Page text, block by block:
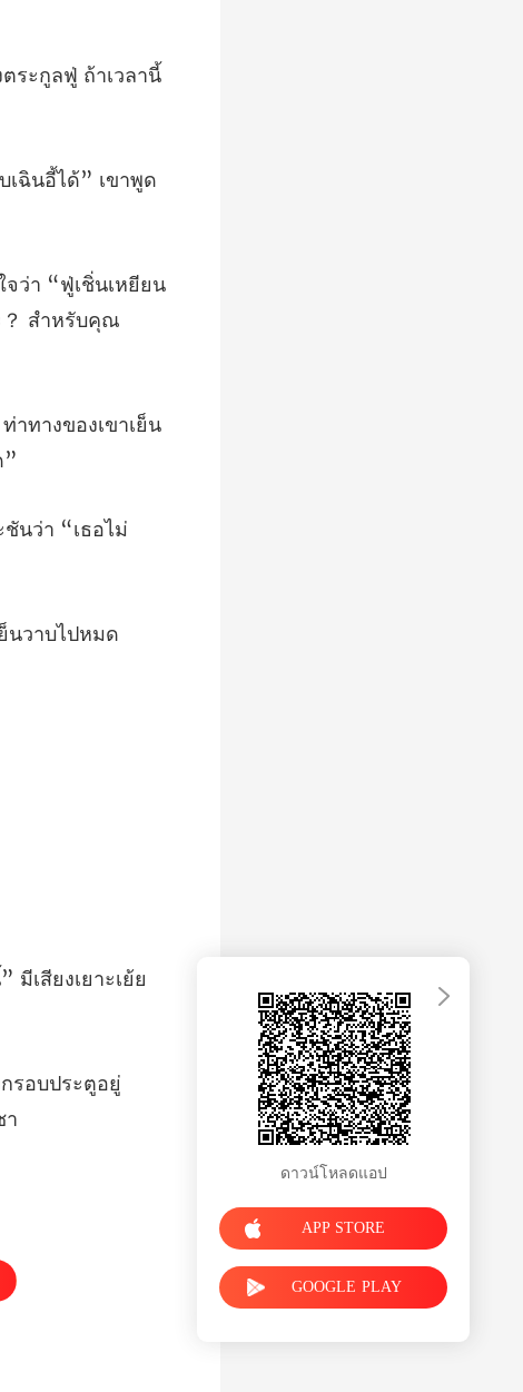
ระกูลฟู่ ถ้าเวล
เฉินอี้ได้” เขาพูด
จว่า “ฟู่เชิ่นเหยียน
าทางของเขาเย็น
รอบประตูอยู่
ดาวน์โหลดแอป
APP STORE
GOOGLE PLAY